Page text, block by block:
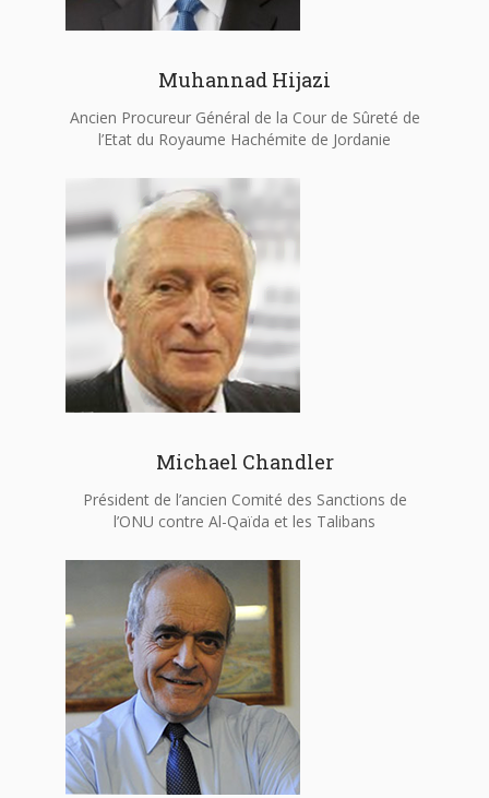
Muhannad Hijazi
Ancien Procureur Général de la Cour de Sûreté de
l’Etat du Royaume Hachémite de Jordanie
Michael Chandler
Président de l’ancien Comité des Sanctions de
l’ONU contre Al-Qaïda et les Talibans